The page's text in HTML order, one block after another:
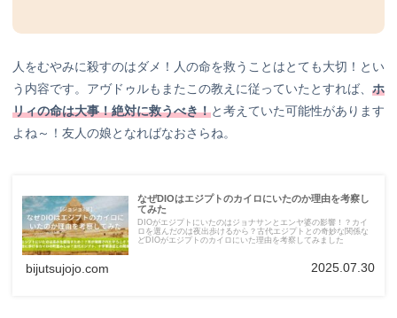
人をむやみに殺すのはダメ！人の命を救うことはとても大切！とい
う内容です。アヴドゥルもまたこの教えに従っていたとすれば、 ホ
リィの命は大事！絶対に救うべき！と考えていた可能性があります
よね～！友人の娘となればなおさらね。
なぜDIOはエジプトのカイロにいたのか理由を考察し
てみた
DIOがエジプトにいたのはジョナサンとエンヤ婆の影響！？カイ
ロを選んだのは夜出歩けるから？古代エジプトとの奇妙な関係な
どDIOがエジプトのカイロにいた理由を考察してみました
bijutsujojo.com 2025.07.30